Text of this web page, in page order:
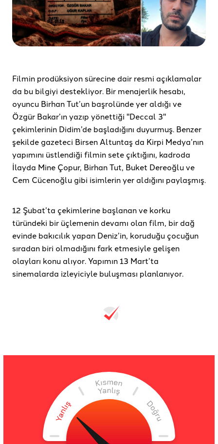
Filmin prodüksiyon sürecine dair resmi açıklamalar
da bu bilgiyi destekliyor. Bir menajerlik hesabı,
oyuncu Birhan Tut’un başrolünde yer aldığı ve
Özgür Bakar’ın yazıp yönettiği "Deccal 3"
çekimlerinin Didim’de başladığını duyurmuş. Benzer
şekilde gazeteci Birsen Altuntaş da Kirpi Medya’nın
yapımını üstlendiği filmin sete çıktığını, kadroda
İlayda Mine Çopur, Birhan Tut, Buket Dereoğlu ve
Cem Cücenoğlu gibi isimlerin yer aldığını paylaşmış.
12 Şubat’ta çekimlerine başlanan ve korku
türündeki bir üçlemenin devamı olan film, bir dağ
evinde bakıcılık yapan Deniz’in, koruduğu çocuğun
sıradan biri olmadığını fark etmesiyle gelişen
olayları konu alıyor. Yapımın 13 Mart’ta
sinemalarda izleyiciyle buluşması planlanıyor.